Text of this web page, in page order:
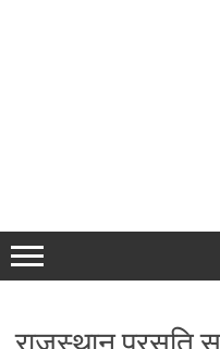
राजस्थान प्रसूति